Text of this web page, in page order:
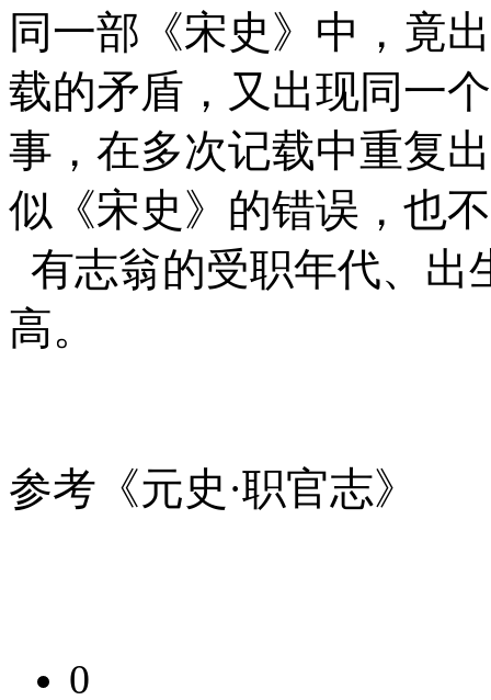
同一部《宋史》中，竟
载的矛盾，又出现同一
事，在多次记载中重复
似《宋史》的错误，也
有志翁的受职年代、出
高。
参考《元史·职官志》
0